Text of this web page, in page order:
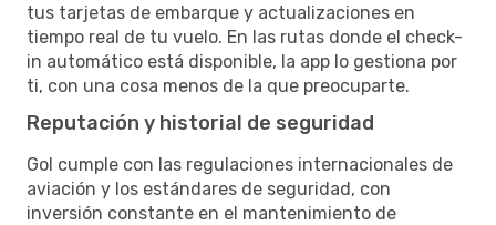
tus tarjetas de embarque y actualizaciones en
tiempo real de tu vuelo. En las rutas donde el check-
in automático está disponible, la app lo gestiona por
ti, con una cosa menos de la que preocuparte.
Reputación y historial de seguridad
Gol cumple con las regulaciones internacionales de
aviación y los estándares de seguridad, con
inversión constante en el mantenimiento de